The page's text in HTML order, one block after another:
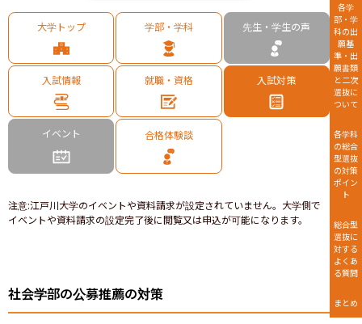
大学トップ 学部・学科 先生・学生の声
入試情報 就職・資格 入試対策
イベント 合格体験談
注意:江戸川大学のイベントや資料請求が設定されていません。大学側で
イベントや資料請求の設定完了後に閲覧又は申込が可能になります。
社会学部の公募推薦の対策
各学
部・学
科の出
願基
準・出
願書類
と二次
選抜に
ついて
各学科
の総合
型選抜
の対策
ポイン
ト
総合型
選抜に
対する
よくあ
る質問
まとめ